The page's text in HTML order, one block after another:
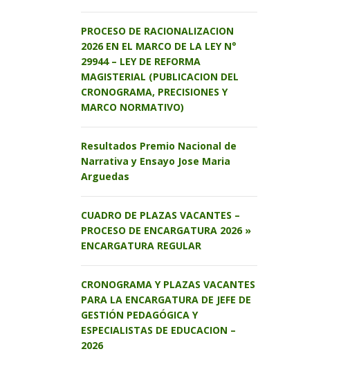
PROCESO DE RACIONALIZACION
2026 EN EL MARCO DE LA LEY N°
29944 – LEY DE REFORMA
MAGISTERIAL (PUBLICACION DEL
CRONOGRAMA, PRECISIONES Y
MARCO NORMATIVO)
Resultados Premio Nacional de
Narrativa y Ensayo Jose Maria
Arguedas
CUADRO DE PLAZAS VACANTES –
PROCESO DE ENCARGATURA 2026 »
ENCARGATURA REGULAR
CRONOGRAMA Y PLAZAS VACANTES
PARA LA ENCARGATURA DE JEFE DE
GESTIÓN PEDAGÓGICA Y
ESPECIALISTAS DE EDUCACION –
2026